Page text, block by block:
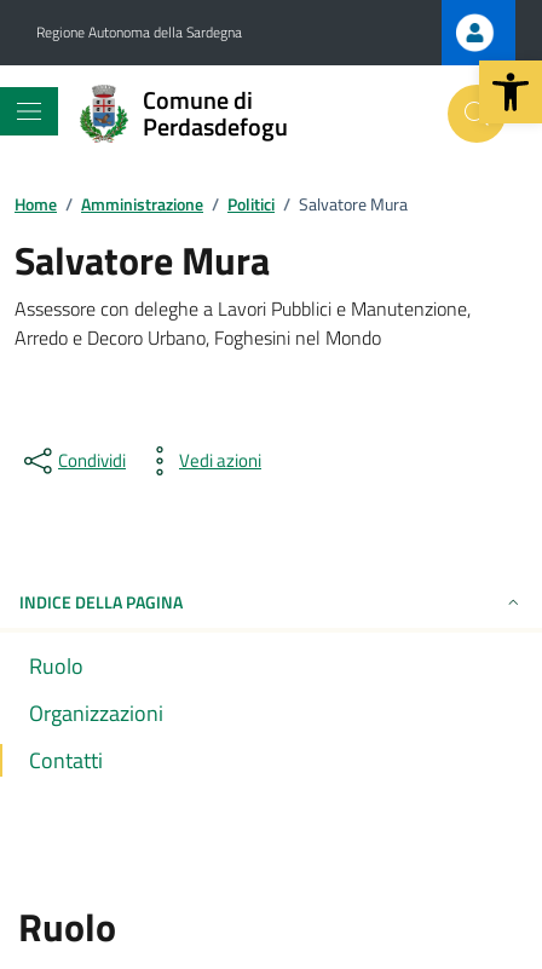
Apri la
Regione Autonoma della Sardegna
Comune di
Perdasdefogu
Home / Amministrazione / Politici / Salvatore Mura
Salvatore Mura.
Assessore con deleghe a Lavori Pubblici e Manutenzione,
Arredo e Decoro Urbano, Foghesini nel Mondo.
Condividi Vedi azioni
INDICE DELLA PAGINA
Ruolo
Organizzazioni
Contatti
Ruolo